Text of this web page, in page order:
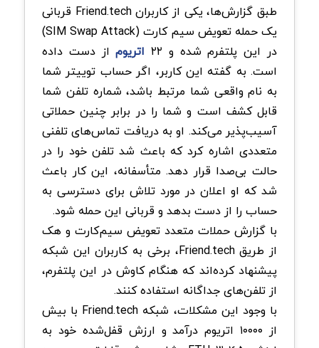
طبق گزارش‌ها، یکی از کاربران Friend.tech قربانی
یک حمله تعویض سیم کارت (SIM Swap Attack)
در این پلتفرم شده و ۲۲
اتریوماز دست داده
است. به گفته این کاربر، اگر حساب توییتر شما
به نام واقعی شما مرتبط باشد، شماره تلفن شما
قابل کشف است و شما را در برابر چنین حملاتی
آسیب‌پذیر می‌کند. او به دریافت تماس‌های تلفنی
متعددی اشاره کرد که باعث شد تلفن خود را در
حالت بی‌صدا قرار دهد. متأسفانه، این کار باعث
شد که او اعلان در مورد تلاش برای دسترسی به
حساب را از دست بدهد و قربانی این حمله شود.
با گزارش حملات متعدد تعویض سیم‌کارت و هک
از طریق Friend.tech، برخی به کاربران این شبکه
پیشنهاد کرده‌اند که هنگام کاوش در این پلتفرم،
از تلفن‌های جداگانه استفاده کنند.
با وجود این مشکلات، شبکه Friend.tech با بیش
از ۱۰۰۰۰ اتریوم درآمد و ارزش قفل‌شده خود به